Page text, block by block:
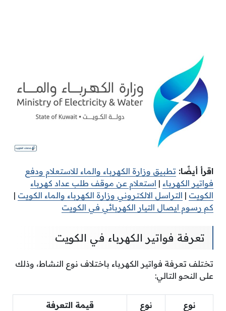
اقرأ أيضًا: تطبيق وزارة الكهرباء والماء للاستعلام ودفع
فواتير الكهرباء | استعلام عن موقف طلب عداد كهرباء
الكويت | التراسل الالكتروني وزارة الكهرباء والماء الكويت |
كم رسوم ايصال التيار الكهربائي في الكويت
تعرفة فواتير الكهرباء في الكويت
تختلف تعرفة فواتير الكهرباء باختلاف نوع النشاط، وذلك
على النحو التالي:
نوع
نوع
قيمة التعرفة